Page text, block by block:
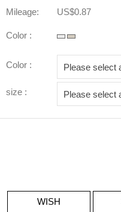
Mileage: US$0.87
Color :
Color :
size :
WISH